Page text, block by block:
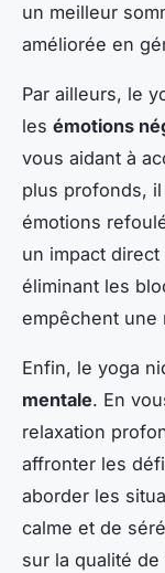
un meilleur
améliorée en
Par ailleurs, le
les émotions
vous aidant à
plus profonds,
émotions
un impact
éliminant les
empêchent une
Enfin, le yoga
mentale. En
relaxation
affronter les
aborder les
calme et de
sur la qualité